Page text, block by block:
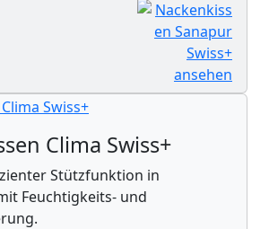
Clima Swiss+
Stützfunktion in
Feuchtigkeits- und